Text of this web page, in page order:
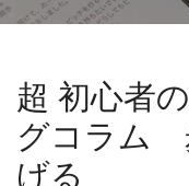
超 初心者
グコラム
げる